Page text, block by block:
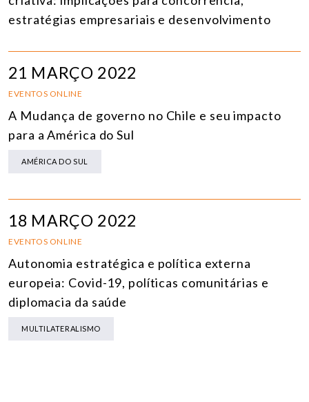
estratégias empresariais e desenvolvimento
21 MARÇO 2022
EVENTOS ONLINE
A Mudança de governo no Chile e seu impacto
para a América do Sul
AMÉRICA DO SUL
18 MARÇO 2022
EVENTOS ONLINE
Autonomia estratégica e política externa
europeia: Covid-19, políticas comunitárias e
diplomacia da saúde
MULTILATERALISMO